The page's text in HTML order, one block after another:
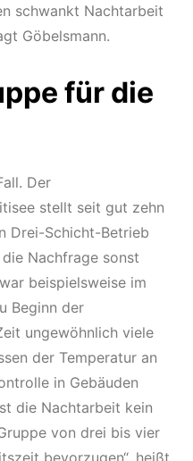
schwankt Nachtarbeit
Göbelsmann.
für die
Der
stellt seit gut zehn
Drei-Schicht-Betrieb
Nachfrage sonst
beispielsweise im
Beginn der
ungewöhnlich viele
der Temperatur an
in Gebäuden
die Nachtarbeit kein
von drei bis vier
bevorzugen“, heißt